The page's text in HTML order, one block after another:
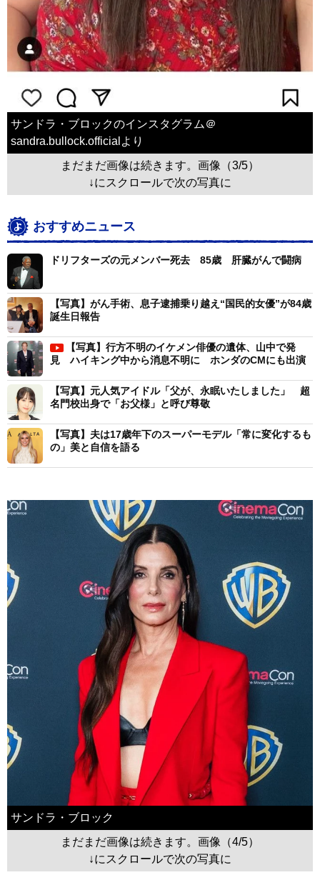
サンドラ・ブロックのインスタグラム＠
sandra.bullock.officialより
まだまだ画像は続きます。画像（3/5）
↓にスクロールで次の写真に
おすすめニュース
ドリフターズの元メンバー死去 85歳 肝臓がんで闘病
【写真】がん手術、息子逮捕乗り越え“国民的女優”が84歳
誕生日報告
【写真】行方不明のイケメン俳優の遺体、山中で発
見 ハイキング中から消息不明に ホンダのCMにも出演
【写真】元人気アイドル「父が、永眠いたしました」 超
名門校出身で「お父様」と呼び尊敬
【写真】夫は17歳年下のスーパーモデル「常に変化するも
の」美と自信を語る
サンドラ・ブロック
まだまだ画像は続きます。画像（4/5）
↓にスクロールで次の写真に